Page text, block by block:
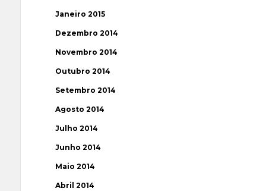
Janeiro 2015
Dezembro 2014
Novembro 2014
Outubro 2014
Setembro 2014
Agosto 2014
Julho 2014
Junho 2014
Maio 2014
Abril 2014